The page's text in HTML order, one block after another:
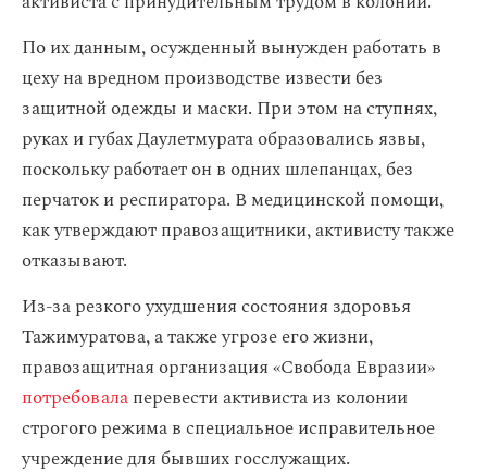
По их данным, осужденный вынужден работать в
цеху на вредном производстве извести без
защитной одежды и маски. При этом на ступнях,
руках и губах Даулетмурата образовались язвы,
поскольку работает он в одних шлепанцах, без
перчаток и респиратора. В медицинской помощи,
как утверждают правозащитники, активисту также
отказывают.
Из-за резкого ухудшения состояния здоровья
Тажимуратова, а также угрозе его жизни,
правозащитная организация «Свобода Евразии»
потребовалаперевести активиста из колонии
строгого режима в специальное исправительное
учреждение для бывших госслужащих.